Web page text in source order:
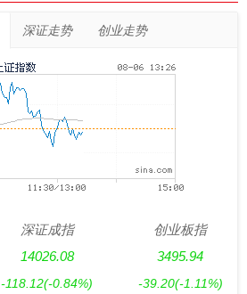
深证走势 创业走势
深证成指
14026.08
-118.12(-0.84%)
创业板指
3495.94
-39.20(-1.11%)